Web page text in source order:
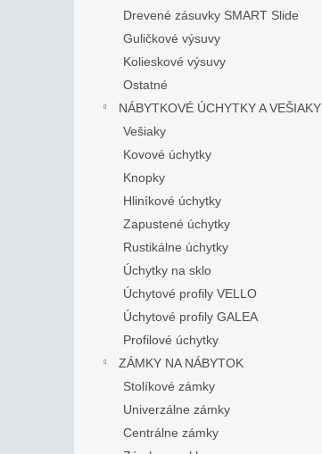
Drevené zásuvky SMART Slide
Guličkové výsuvy
Kolieskové výsuvy
Ostatné
NÁBYTKOVÉ ÚCHYTKY A VEŠIAKY
Vešiaky
Kovové úchytky
Knopky
Hliníkové úchytky
Zapustené úchytky
Rustikálne úchytky
Úchytky na sklo
Úchytové profily VELLO
Úchytové profily GALEA
Profilové úchytky
ZÁMKY NA NÁBYTOK
Stolíkové zámky
Univerzálne zámky
Centrálne zámky